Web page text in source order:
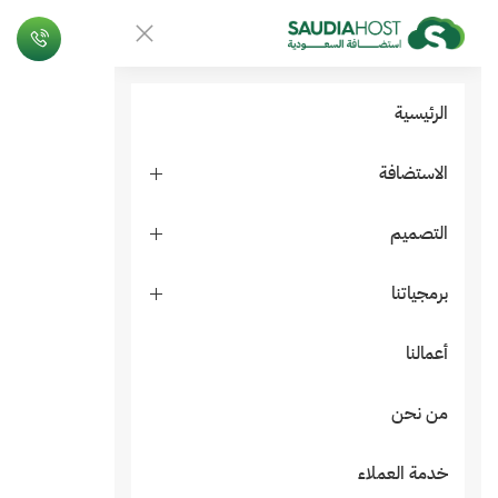
الرئيسية
الاستضافة
التصميم
برمجياتنا
أعمالنا
من نحن
خدمة العملاء